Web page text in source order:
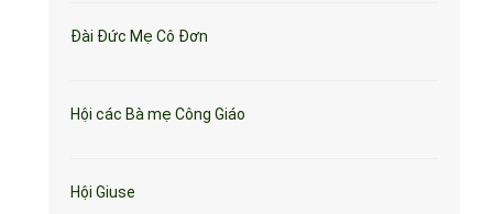
Đài Đức Mẹ Cô Đơn
Hội các Bà mẹ Công Giáo
Hội Giuse